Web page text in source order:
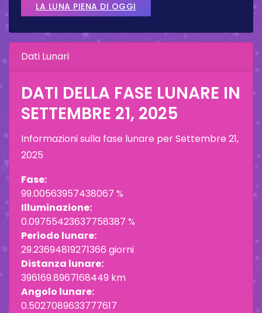
LA LUNA PIENA DI OGGI
Dati Lunari
DATI DELLA FASE LUNARE IN
SETTEMBRE 21, 2025
Informazioni sulla fase lunare perSettembre 21,
2025
Fase:
99.00563957438067 %
Illuminazione:
0.09755423637758387 %
Periodo lunare:
29.23694819271366 giorni
Distanza lunare:
396169.8967168449 km
Angolo lunare:
0.5027089633777617